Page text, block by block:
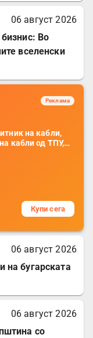
06 август 2026
бизнис: Во
вселенски
Реклама
на кабли,
кабли од ТПУ,
кабли, без
комплет
Купи сега
06 август 2026
на бугарската
06 август 2026
со